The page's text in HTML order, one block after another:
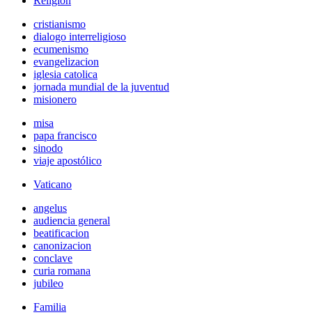
cristianismo
dialogo interreligioso
ecumenismo
evangelizacion
iglesia catolica
jornada mundial de la juventud
misionero
misa
papa francisco
sinodo
viaje apostólico
Vaticano
angelus
audiencia general
beatificacion
canonizacion
conclave
curia romana
jubileo
Familia